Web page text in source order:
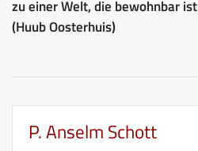
zu einer Welt, die bewohnbar
(Huub Oosterhuis)
P. Anselm Schott